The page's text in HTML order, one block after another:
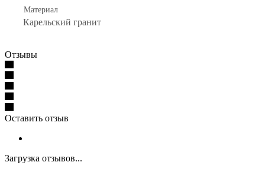
Материал
Карельский гранит
Отзывы
Оставить отзыв
Загрузка отзывов...